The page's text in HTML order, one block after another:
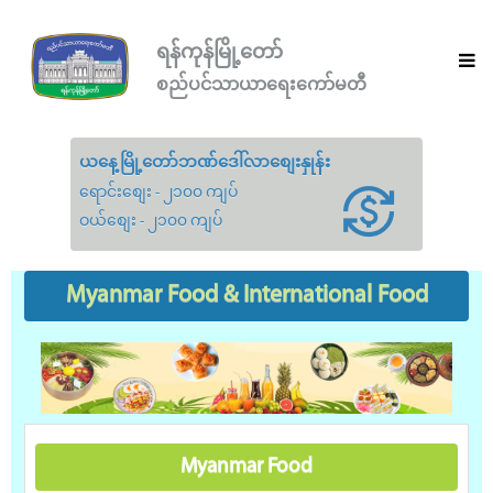
ရန်ကုန်မြို့တော်
စည်ပင်သာယာရေးကော်မတီ
ယနေ့မြို့တော်ဘဏ်ဒေါ်လာစျေးနှုန်း
ရောင်းစျေး - ၂၁၀၀ ကျပ်
ဝယ်စျေး - ၂၁၀၀ ကျပ်
Myanmar Food & International Food
Myanmar Food